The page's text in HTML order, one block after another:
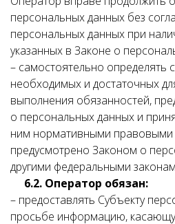
персональных данных без
персональных данных при
указанных в Законе о
– самостоятельно определять
необходимых и достаточных
выполнения обязанностей,
о персональных данных и
ним нормативными правовыми
предусмотрено Законом о
другими федеральными
6.2. Оператор обязан:
– предоставлять Субъекту
просьбе информацию,